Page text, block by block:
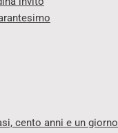
cento anni e un giorno